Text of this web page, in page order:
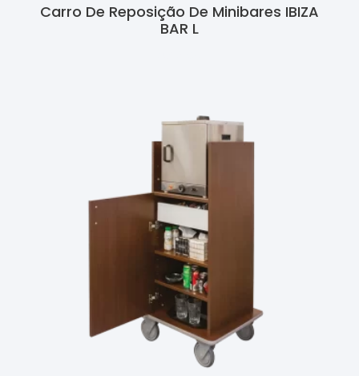
Carro De Reposição De Minibares IBIZA
BAR L